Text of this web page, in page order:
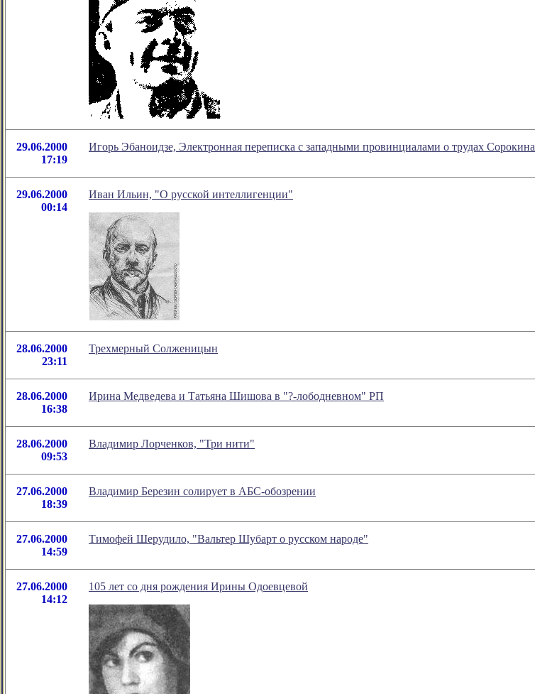
29.06.2000
17:19
Игорь Эбаноидзе, Электронная переписка с западными провинциалами о трудах Сорокина
29.06.2000
00:14
Иван Ильин, "О русской интеллигенции"
28.06.2000
23:11
Трехмерный Солженицын
28.06.2000
16:38
Ирина Медведева и Татьяна Шишова в "?-лободневном" РП
28.06.2000
09:53
Владимир Лорченков, "Три нити"
27.06.2000
18:39
Владимир Березин солирует в АБС-обозрении
27.06.2000
14:59
Тимофей Шерудило, "Вальтер Шубарт о русском народе"
27.06.2000
14:12
105 лет со дня рождения Ирины Одоевцевой